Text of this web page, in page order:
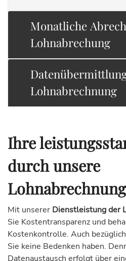
Monatliche
Lohnabrechung
Lohnabrechnung
Ihre
durch unsere
Lohnabrechnung
Mit unserer Dienstleistung der
Sie Kostentransparenz und
Kostenkontrolle. Auch
Sie keine Bedenken haben.
Datenaustausch erfolgt über